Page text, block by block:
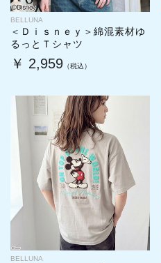
BELLUNA
＜Ｄｉｓｎｅｙ＞綿混素材ゆ
るっとＴシャツ
￥ 2,959
BELLUNA